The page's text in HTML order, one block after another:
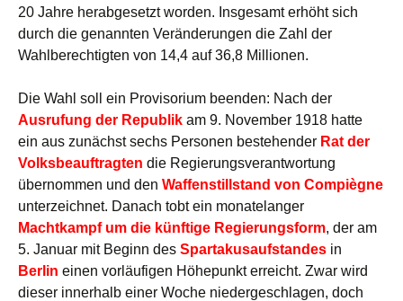
20 Jahre herabgesetzt worden. Insgesamt erhöht sich
durch die genannten Veränderungen die Zahl der
Wahlberechtigten von 14,4 auf 36,8 Millionen.
Die Wahl soll ein Provisorium beenden: Nach der
Ausrufung der Republik am 9. November 1918 hatte
ein aus zunächst sechs Personen bestehender Rat der
Volksbeauftragten die Regierungsverantwortung
übernommen und den Waffenstillstand von Compiègne
unterzeichnet. Danach tobt ein monatelanger
Machtkampf um die künftige Regierungsform, der am
5. Januar mit Beginn des Spartakusaufstandes in
Berlin einen vorläufigen Höhepunkt erreicht. Zwar wird
dieser innerhalb einer Woche niedergeschlagen, doch